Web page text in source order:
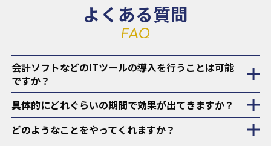
よくある質問
会計ソフトなどのITツールの導入を行うことは可能
ですか？
具体的にどれぐらいの期間で効果が出てきますか？
どのようなことをやってくれますか？